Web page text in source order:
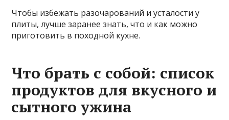
Чтобы избежать разочарований и усталости у
плиты, лучше заранее знать, что и как можно
приготовить в походной кухне.
Что брать с собой: список
продуктов для вкусного и
сытного ужина